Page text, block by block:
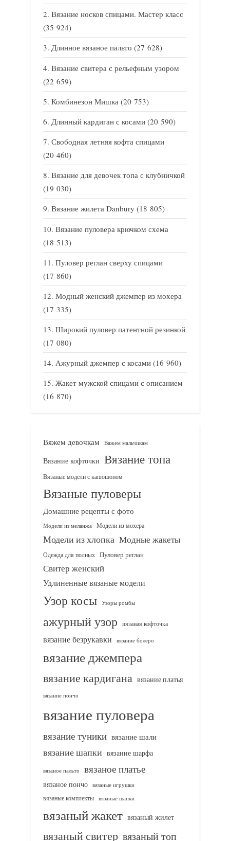
Вязание носков спицами. Мастер класс
(35 924)
Длинное вязаное пальто (27 628)
Вязание свитера с рельефным узором
(22 659)
Комбинезон Мишка (20 753)
Длинный кардиган с косами (20 590)
Свободная летняя кофта спицами
(20 460)
Вязание для девочек топа с клубничкой
(19 030)
Вязание жилета Danbury (18 805)
Вязание пуловера крючком схема
(18 513)
Пуловер реглан сверху спицами
(17 860)
Модный женский джемпер из мохера
(17 335)
Широкий пуловер патентной резинкой
(17 080)
Ажурный джемпер с косами (16 960)
Жакет мужской спицами с описанием
(16 870)
Вяжем девочкам Вяжем мальчикам
Вязание кофточки Вязание топа
Вязаные модели с капюшоном
Вязаные пуловеры
Домашние рецепты с фото
Модели из меланжа Модели из мохера
Модели из хлопка Модные жакеты
Одежда для полных Пуловер реглан
Свитер женский
Удлиненные вязаные модели
Узор косы Узоры ромбы
ажурный узор вязаная кофточка
вязание безрукавки вязание болеро
вязание джемпера
вязание кардигана вязание платья
вязание пончо
вязание пуловера
вязание туники вязание шали
вязание шапки вязание шарфа
вязаное пальто вязаное платье
вязаное пончо вязаные игрушки
вязаные комплекты
вязаные шапки
вязаный жакет вязаный жилет
вязаный свитер вязаный топ